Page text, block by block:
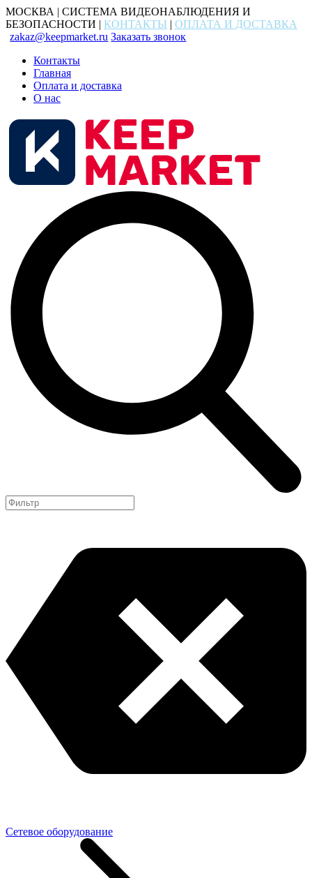
МОСКВА | СИСТЕМА ВИДЕОНАБЛЮДЕНИЯ И
БЕЗОПАСНОСТИ | КОНТАКТЫ | ОПЛАТА И ДОСТАВКА
zakaz@keepmarket.ru Заказать звонок
Контакты
Главная
Оплата и доставка
О нас
Сетевое оборудование